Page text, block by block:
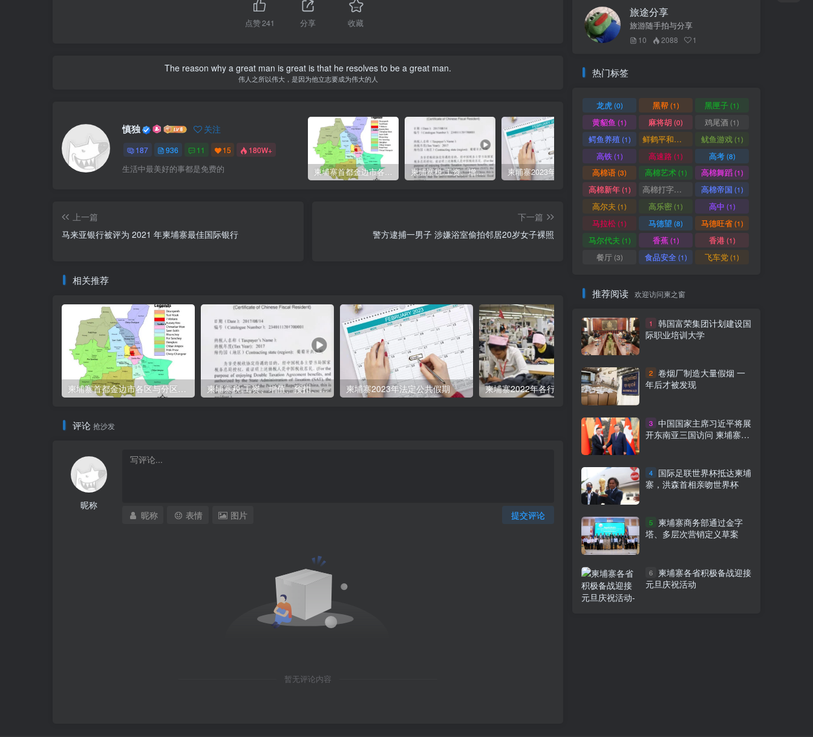
点赞241 分享 收藏
The reason why a great man is great is that he resolves to be a great man.
伟人之所以伟大，是因为他立志要成为伟大的人
慎独 关注
187 936 11 15 180W+
生活中最美好的事都是免费的 柬埔寨首都金边市各区与分区名称分布 柬埔寨税:工资、增值、预扣、利润、专利、产业、注册税 俞凌雄-中柬商业协会首任主席
上一篇
马来亚银行被评为 2021 年柬埔寨最佳国际银行
下一篇
警方逮捕一男子 涉嫌浴室偷拍邻居20岁女子裸照
相关推荐
柬埔寨税:工资、增值、预扣、利润、专利、产业、注册税 柬埔寨2023年法定公共假期 柬埔寨2022年各行业平均工资
评论 抢沙发
昵称
提交评论
昵称 表情 图片
暂无评论内容
旅途分享
旅游随手拍与分享
10 2088 1
热门标签
龙虎(0) 黑帮(1) 黑匣子(1)
黄貂鱼 (1) 麻将胡 (0) 鸡尾酒 (1)
鳄鱼养殖(1) 鲜鹤平和赏 鱿鱼游戏(1)
高铁(1) 高速路(1) 高考(8)
高棉语(3) 高棉艺术(1) 高棉舞蹈(1)
高棉新年(1) 高棉打字机 高棉帝国 (1)
高尔夫 (1) 高乐密 (1) 高中 (1)
马拉松(1) 马德望 (8) 马德旺省(1)
马尔代夫 (1) 香蕉(1) 香港(1)
餐厅(3) 食品安全(1) 飞车党(1)
推荐阅读 欢迎访问柬之窗
1
韩国富荣集团计划建设国
际职业培训大学
2 卷烟厂制造大量假烟 一
年后才被发现
3 中国国家主席习近平将展
开东南亚三国访问 柬埔寨行
4
国际足联世界杯抵达柬埔
寨，洪森首相亲吻世界杯
5
柬埔寨商务部通过金字
塔、多层次营销定义草案
6
柬埔寨各省积极备战迎接
元旦庆祝活动